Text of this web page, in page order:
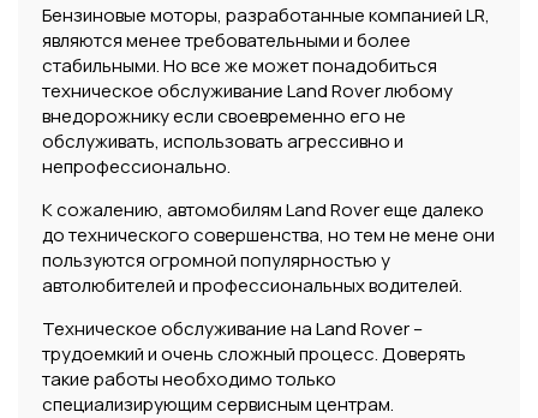
Бензиновые моторы, разработанные компанией LR,
являются менее требовательными и более
стабильными. Но все же может понадобиться
техническое обслуживание Land Rover любому
внедорожнику если своевременно его не
обслуживать, использовать агрессивно и
непрофессионально.
К сожалению, автомобилям Land Rover еще далеко
до технического совершенства, но тем не мене они
пользуются огромной популярностью у
автолюбителей и профессиональных водителей.
Техническое обслуживание на Land Rover –
трудоемкий и очень сложный процесс. Доверять
такие работы необходимо только
специализирующим сервисным центрам.